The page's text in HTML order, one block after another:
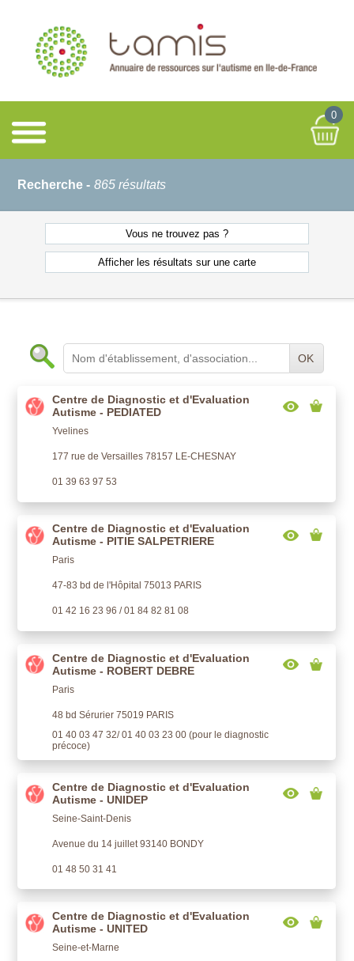
0
Recherche - 865 résultats
Vous ne trouvez pas ?
Afficher les résultats sur une carte
OK
Centre de Diagnostic et d'Evaluation
Autisme - PEDIATED
Yvelines
177 rue de Versailles 78157 LE-CHESNAY
01 39 63 97 53
Centre de Diagnostic et d'Evaluation
Autisme - PITIE SALPETRIERE
Paris
47-83 bd de l'Hôpital 75013 PARIS
01 42 16 23 96 / 01 84 82 81 08
Centre de Diagnostic et d'Evaluation
Autisme - ROBERT DEBRE
Paris
48 bd Sérurier 75019 PARIS
01 40 03 47 32/ 01 40 03 23 00 (pour le diagnostic
précoce)
Centre de Diagnostic et d'Evaluation
Autisme - UNIDEP
Seine-Saint-Denis
Avenue du 14 juillet 93140 BONDY
01 48 50 31 41
Centre de Diagnostic et d'Evaluation
Autisme - UNITED
Seine-et-Marne